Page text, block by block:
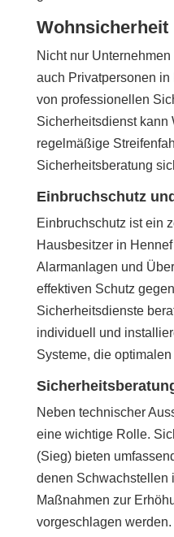
Wohnsicherheit
Nicht nur
auch Privatpersonen
von professionellen
Sicherheitsdienst kann
regelmäßige
Sicherheitsberatung
Einbruchschutz
Einbruchschutz ist ein
Hausbesitzer in
Alarmanlagen und
effektiven Schutz
Sicherheitsdienste
individuell und
Systeme, die
Neben technischer
eine wichtige Rolle.
(Sieg) bieten
denen Schwachstellen
Maßnahmen zur
vorgeschlagen